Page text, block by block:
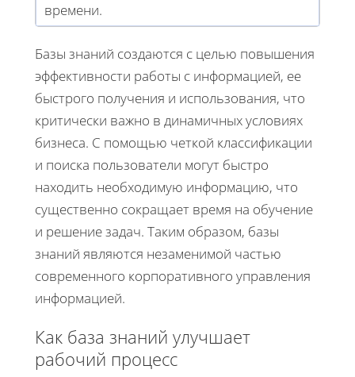
времени.
Базы знаний создаются с целью повышения
эффективности работы с информацией, ее
быстрого получения и использования, что
критически важно в динамичных условиях
бизнеса. С помощью четкой классификации
и поиска пользователи могут быстро
находить необходимую информацию, что
существенно сокращает время на обучение
и решение задач. Таким образом, базы
знаний являются незаменимой частью
современного корпоративного управления
информацией.
Как база знаний улучшает
рабочий процесс